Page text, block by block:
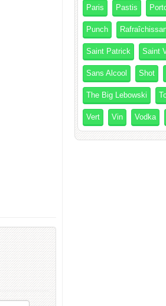
Paris Pastis
Punch
Saint Patrick Saint
Sans Alcool Shot
The Big Lebowski
Vert Vin Vodka